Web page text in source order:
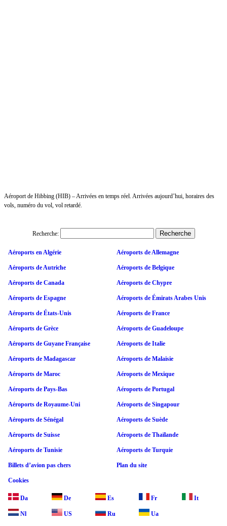
Aéroport de Hibbing (HIB) – Arrivées en temps réel. Arrivées aujourd’hui, horaires des
vols, numéro du vol, vol retardé.
Recherche:
Aéroports en Algérie Aéroports de Allemagne
Aéroports de Autriche Aéroports de Belgique
Aéroports de Canada Aéroports de Chypre
Aéroports de Espagne Aéroports de Émirats Arabes Unis
Aéroports de États-Unis Aéroports de France
Aéroports de Grèce Aéroports de Guadeloupe
Aéroports de Guyane Française Aéroports de Italie
Aéroports de Madagascar Aéroports de Malaisie
Aéroports de Maroc Aéroports de Mexique
Aéroports de Pays-Bas Aéroports de Portugal
Aéroports de Royaume-Uni Aéroports de Singapour
Aéroports de Sénégal Aéroports de Suède
Aéroports de Suisse Aéroports de Thaïlande
Aéroports de Tunisie Aéroports de Turquie
Billets d’avion pas chers Plan du site
Cookies
Da De Es Fr It
Nl US Ru Ua